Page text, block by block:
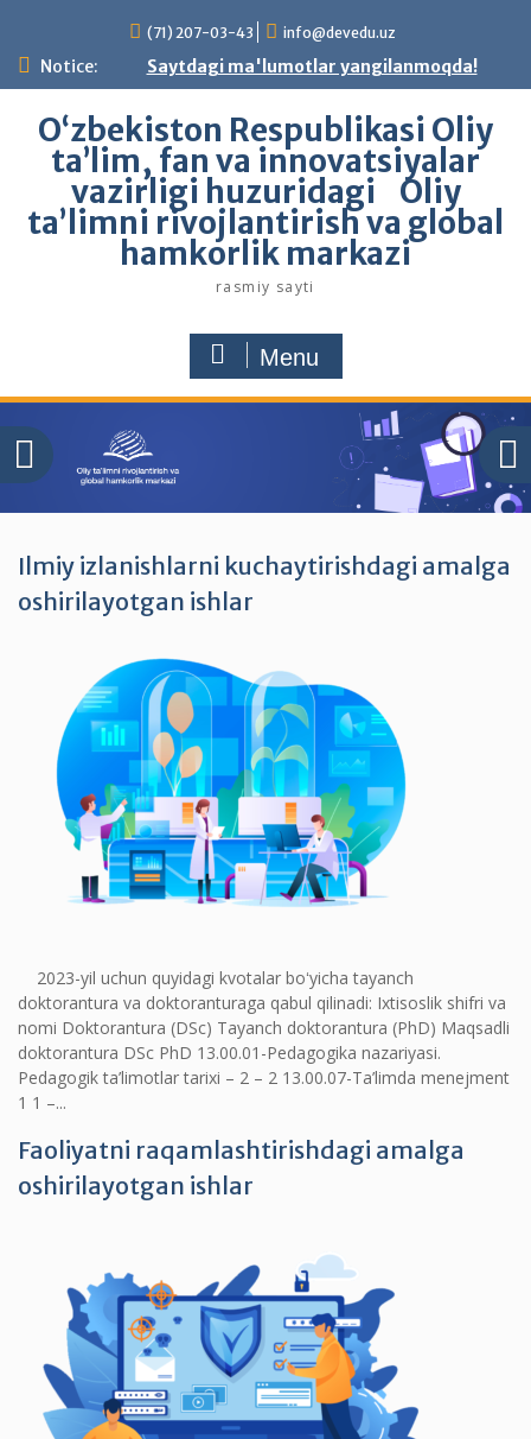
(71) 207-03-43 info@devedu.uz
Notice: Saytdagi ma'lumotlar yangilanmoqda!
Oʻzbekiston Respublikasi Oliy
ta’lim, fan va innovatsiyalar
vazirligi huzuridagi Oliy
taʼlimni rivojlantirish va global
hamkorlik markazi
rasmiy sayti
Menu
Ilmiy izlanishlarni kuchaytirishdagi amalga
oshirilayotgan ishlar
2023-yil uchun quyidagi kvotalar boʻyicha tayanch
doktorantura va doktoranturaga qabul qilinadi: Ixtisoslik shifri va
nomi Doktorantura (DSc) Tayanch doktorantura (PhD) Maqsadli
doktorantura DSc PhD 13.00.01-Pedagogika nazariyasi.
Pedagogik ta’limotlar tarixi – 2 – 2 13.00.07-Ta’limda menejment
1 1 –...
Faoliyatni raqamlashtirishdagi amalga
oshirilayotgan ishlar